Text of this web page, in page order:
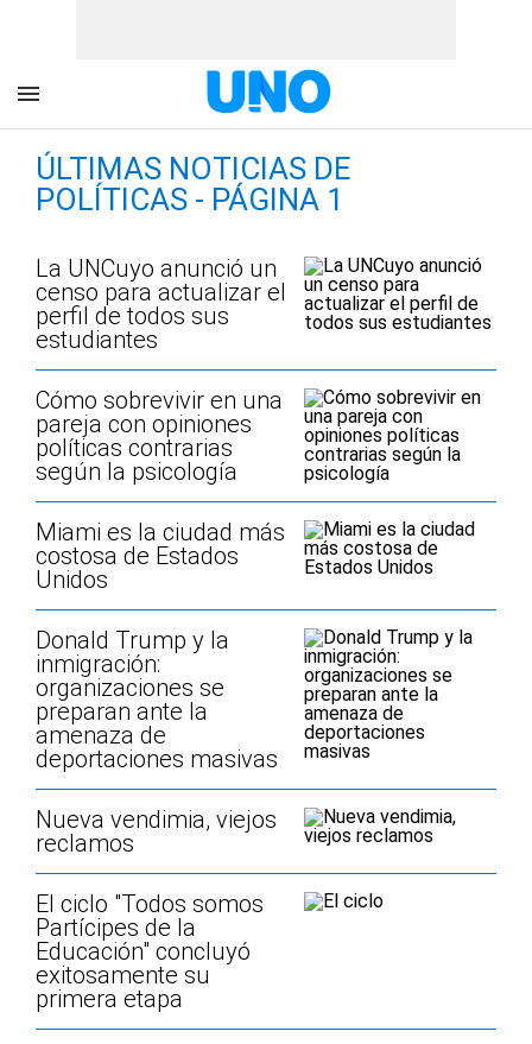
ÚLTIMAS NOTICIAS DE
POLÍTICAS - PÁGINA 1
La UNCuyo anunció un
censo para actualizar el
perfil de todos sus
estudiantes
Cómo sobrevivir en una
pareja con opiniones
políticas contrarias
según la psicología
Miami es la ciudad más
costosa de Estados
Unidos
Donald Trump y la
inmigración:
organizaciones se
preparan ante la
amenaza de
deportaciones masivas
Nueva vendimia, viejos
reclamos
El ciclo "Todos somos
Partícipes de la
Educación" concluyó
exitosamente su
primera etapa